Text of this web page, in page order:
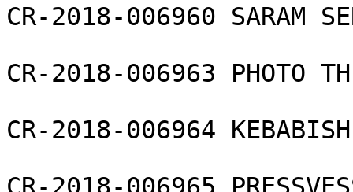
CR-2018-006960 SARAM
CR-2018-006963 PHOTO
CR-2018-006964